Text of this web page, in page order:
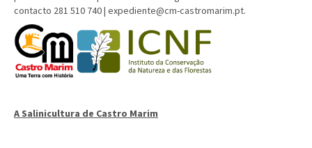
contacto 281 510 740 | expediente@cm-castromarim.pt.
A Salinicultura de Castro Marim